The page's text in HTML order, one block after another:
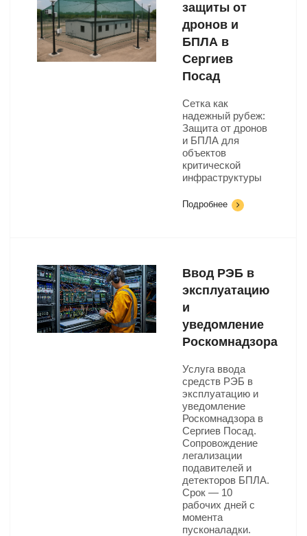
защиты от
дронов и
БПЛА в
Сергиев
Посад
Сетка как
надежный рубеж:
Защита от дронов
и БПЛА для
объектов
критической
инфраструктуры
Подробнее
Ввод РЭБ в
эксплуатацию
и
уведомление
Роскомнадзора
Услуга ввода
средств РЭБ в
эксплуатацию и
уведомление
Роскомнадзора в
Сергиев Посад.
Сопровождение
легализации
подавителей и
детекторов БПЛА.
Срок — 10
рабочих дней с
момента
пусконаладки.